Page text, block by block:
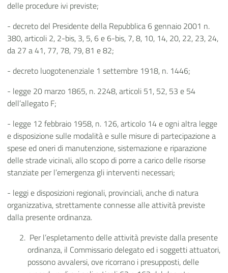
delle procedure ivi previste;
- decreto del Presidente della Repubblica 6 gennaio 2001 n.
380, articoli 2, 2-bis, 3, 5, 6 e 6-bis, 7, 8, 10, 14, 20, 22, 23, 24,
da 27 a 41, 77, 78, 79, 81 e 82;
- decreto luogotenenziale 1 settembre 1918, n. 1446;
- legge 20 marzo 1865, n. 2248, articoli 51, 52, 53 e 54
dell’allegato F;
- legge 12 febbraio 1958, n. 126, articolo 14 e ogni altra legge
e disposizione sulle modalità e sulle misure di partecipazione a
spese ed oneri di manutenzione, sistemazione e riparazione
delle strade vicinali, allo scopo di porre a carico delle risorse
stanziate per l’emergenza gli interventi necessari;
- leggi e disposizioni regionali, provinciali, anche di natura
organizzativa, strettamente connesse alle attività previste
dalla presente ordinanza.
Per l’espletamento delle attività previste dalla presente
ordinanza, il Commissario delegato ed i soggetti attuatori,
possono avvalersi, ove ricorrano i presupposti, delle